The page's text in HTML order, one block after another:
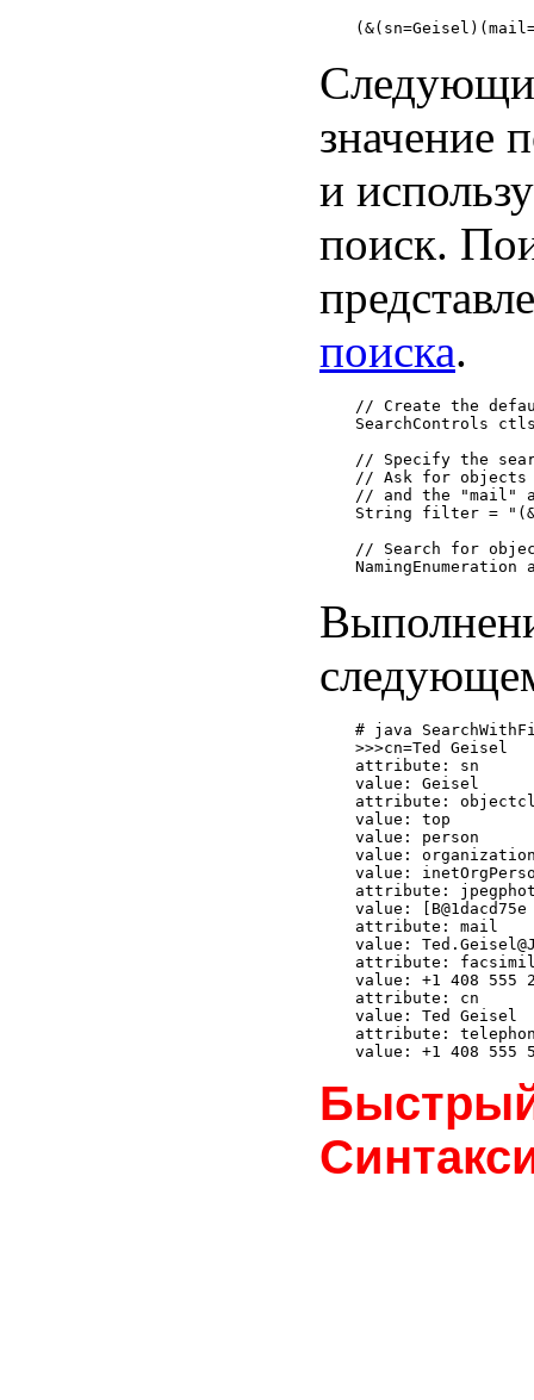
значение
и
поиск.
поиска.
// Create the
SearchControls
// Specify the
// Ask for objects
// and the "mail"
String filter =
// Search for
# java
>>>cn=Ted Geisel
attribute: sn
value: Geisel
attribute:
value: top
value: person
value:
value:
attribute:
value: [B@1dacd75e
attribute: mail
value:
attribute:
value: +1 408 555
attribute: cn
value: Ted Geisel
attribute: